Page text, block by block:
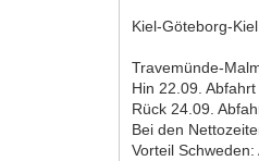
Kiel-Göteborg-
Travemünde-
Hin 22.09.
Rück 24.09.
Bei den
Vorteil